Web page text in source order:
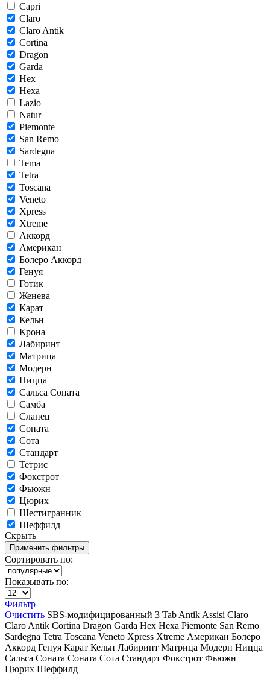
Capri
Claro
Claro Antik
Cortina
Dragon
Garda
Hex
Hexa
Lazio
Natur
Piemonte
San Remo
Sardegna
Tema
Tetra
Toscana
Veneto
Xpress
Xtreme
Аккорд
Американ
Болеро Аккорд
Генуя
Готик
Женева
Карат
Кельн
Крона
Лабиринт
Матрица
Модерн
Ницца
Сальса Соната
Самба
Сланец
Соната
Сота
Стандарт
Тетрис
Фокстрот
Фьюжн
Цюрих
Шестигранник
Шеффилд
Скрыть
Сортировать по:
Показывать по:
Фильтр
Очистить SBS-модифицированный 3 Tab Antik Assisi Claro
Claro Antik Cortina Dragon Garda Hex Hexa Piemonte San Remo
Sardegna Tetra Toscana Veneto Xpress Xtreme Американ Болеро
Аккорд Генуя Карат Кельн Лабиринт Матрица Модерн Ницца
Сальса Соната Соната Сота Стандарт Фокстрот Фьюжн
Цюрих Шеффилд